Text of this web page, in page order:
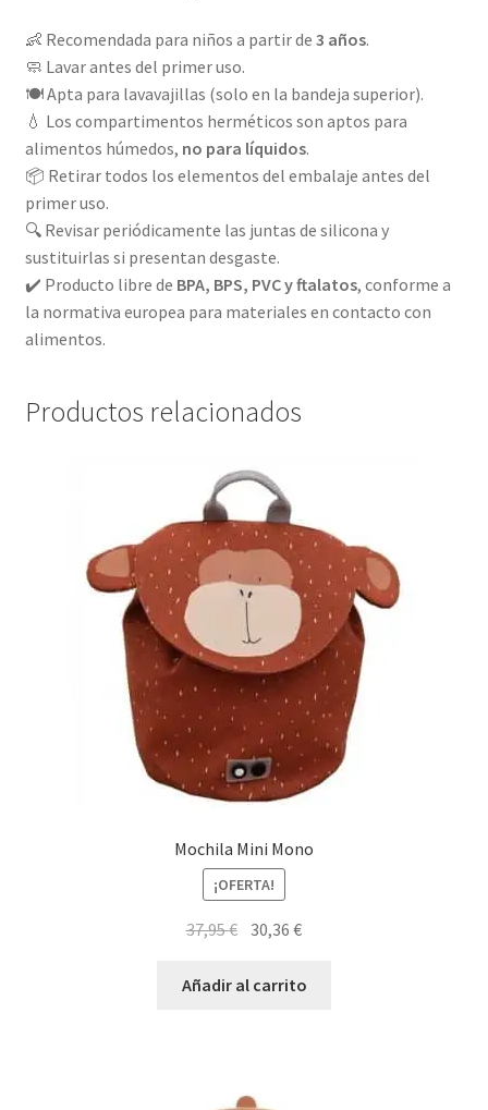
👶 Recomendada para niños a partir de 3 años.
🧼 Lavar antes del primer uso.
🍽️ Apta para lavavajillas (solo en la bandeja superior).
💧 Los compartimentos herméticos son aptos para
alimentos húmedos, no para líquidos.
📦 Retirar todos los elementos del embalaje antes del
primer uso.
🔍 Revisar periódicamente las juntas de silicona y
sustituirlas si presentan desgaste.
✔️ Producto libre de BPA, BPS, PVC y ftalatos, conforme a
la normativa europea para materiales en contacto con
alimentos.
Productos relacionados
Mochila Mini Mono
¡OFERTA!
37,95€ El
original
30,36€El
actual
Añadir al carrito